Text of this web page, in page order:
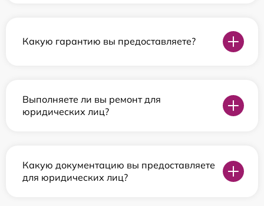
Какую гарантию вы предоставляете?
Выполняете ли вы ремонт для
юридических лиц?
Какую документацию вы предоставляете
для юридических лиц?